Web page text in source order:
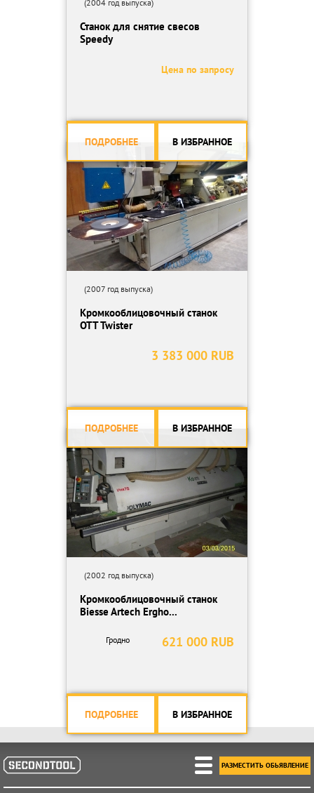
(2004 год выпуска)
Станок для снятие свесов
Speedy
Цена по запросу
ПОДРОБНЕЕ В ИЗБРАННОЕ
(2007 год выпуска)
Кромкооблицовочный станок
OTT Twister
3 383 000 RUB
ПОДРОБНЕЕ В ИЗБРАННОЕ
(2002 год выпуска)
Кромкооблицовочный станок
Biesse Artech Ergho...
621 000 RUB
Гродно
ПОДРОБНЕЕ В ИЗБРАННОЕ
РАЗМЕСТИТЬ ОБЬЯВЛЕНИЕ